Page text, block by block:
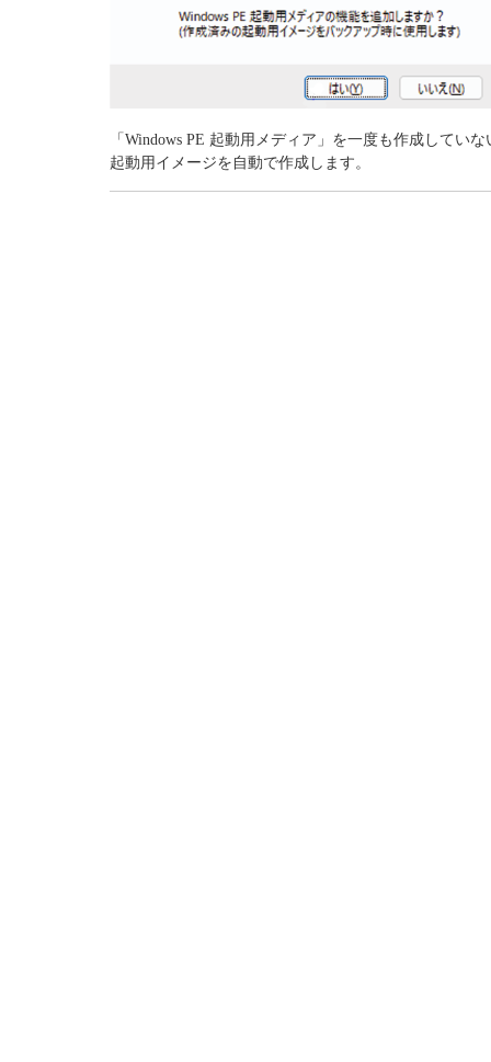
「Windows PE 起動用メディア」を一度も作成してい
起動用イメージを自動で作成します。